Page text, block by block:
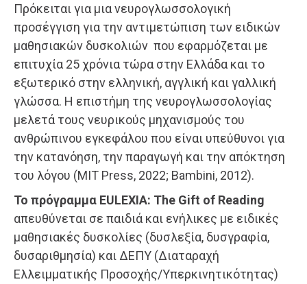
Πρόκειται για μια νευρογλωσσολογική
προσέγγιση για την αντιμετώπιση των ειδικών
μαθησιακών δυσκολιών που εφαρμόζεται με
επιτυχία 25 χρόνια τώρα στην Ελλάδα και το
εξωτερικό στην ελληνική, αγγλική και γαλλική
γλώσσα. Η επιστήμη της νευρογλωσσολογίας
μελετά τους νευρικούς μηχανισμούς του
ανθρώπινου εγκεφάλου που είναι υπεύθυνοι για
την κατανόηση, την παραγωγή και την απόκτηση
του λόγου (MIT Press, 2022; Bambini, 2012).​
Το πρόγραμμα EULEXIA: The Gift of Reading
απευθύνεται σε παιδιά και ενήλικες με ειδικές
μαθησιακές δυσκολίες (δυσλεξία, δυσγραφία,
δυσαριθμησία) και ΔΕΠΥ (Διαταραχή
Ελλειμματικής Προσοχής/Υπερκινητικότητας)